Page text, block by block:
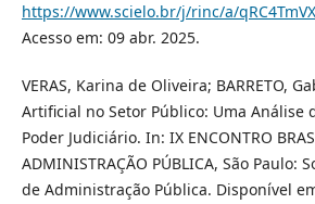
https://www.scielo.br/j/rinc/a/
Acesso em: 09 abr. 2025.
VERAS, Karina de Oliveira; BARRETO,
Artificial no Setor Público: Uma Análise
Poder Judiciário. In: IX ENCONTRO
ADMINISTRAÇÃO PÚBLICA, São Paulo:
de Administração Pública. Disponível